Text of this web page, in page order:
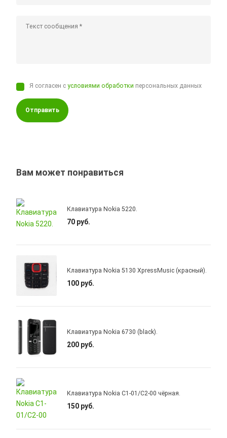
Я согласен сусловиями обработки персональных данных
Отправить
Вам может понравиться
Клавиатура Nokia 5220.
70 руб.
Клавиатура Nokia 5130 XpressMusic (красный).
100 руб.
Клавиатура Nokia 6730 (black).
200 руб.
Клавиатура Nokia C1-01/С2-00 чёрная.
150 руб.